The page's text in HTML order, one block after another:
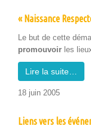
« Naissance
Le but de cette
pro­mou­voir les
Lire la suite…
18 juin 2005
Liens vers les